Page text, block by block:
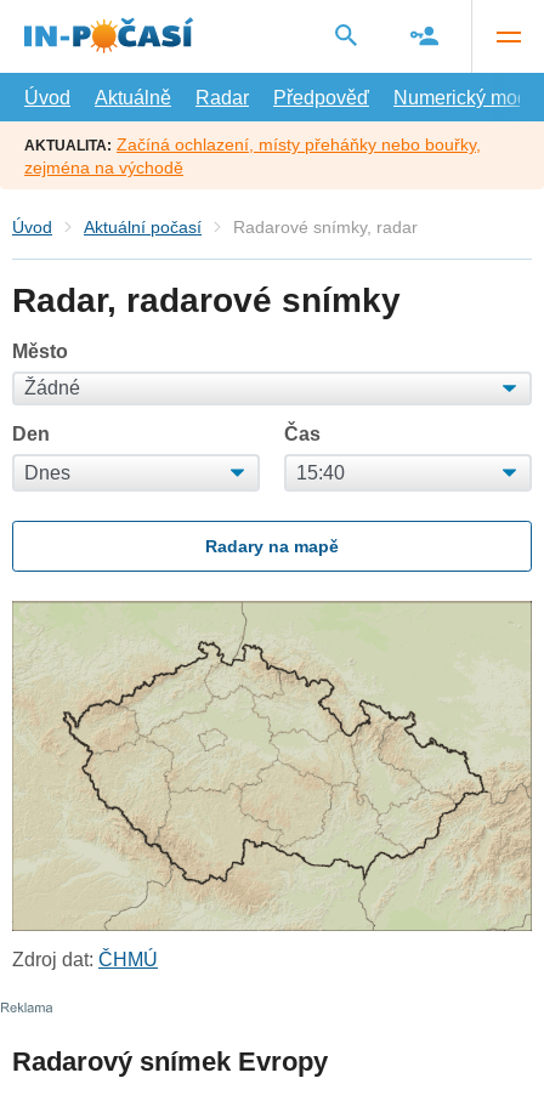
hlavní
Úvod
Aktuálně Radar Předpověď Numerický model
AKTUALITA: Začíná ochlazení, místy přeháňky nebo bouřky,
zejména na východě
Úvod Aktuální počasí Radarové snímky, radar
Radar, radarové snímky
Město
Den Čas
Radary na mapě
Zdroj dat: ČHMÚ
Radarový snímek Evropy